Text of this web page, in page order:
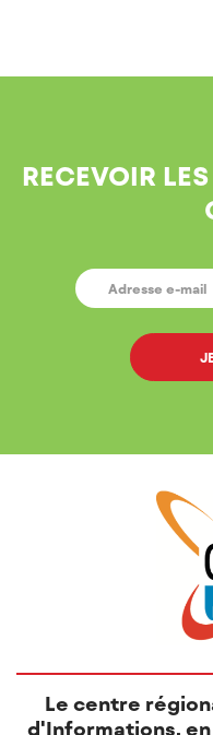
RECEVOIR
E-
MAIL *
Le centre
d'Informations,